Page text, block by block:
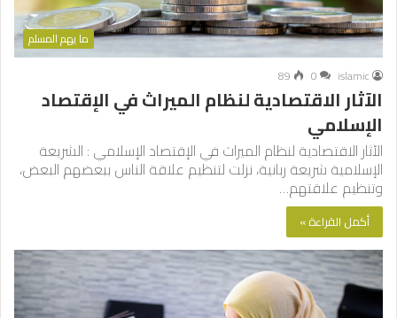
ما يهم المسلم
islamic
0
89
الآثار الاقتصادية لنظام الميراث في الإقتصاد
الإسلامي
الآثار الاقتصادية لنظام الميراث في الإقتصاد الإسلامي : الشريعة
الإسلامية شريعة ربانية، نزلت لتنظيم علاقة الناس ببعضهم البعض،
وتنظيم علاقتهم…
أكمل القراءة »